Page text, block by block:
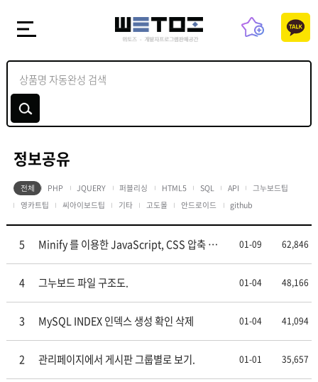
정보공유
전체 PHP JQUERY 퍼블리싱 HTML5 SQL API
그누보드팁
영카트팁
씨아이보드팁 기타 고도몰 안드로이드 github
5
Minify 를 이용한 JavaScript, CSS 압축 전
01-09 62,846
4 그누보드 파일 구조도. 01-04 48,166
3 MySQL INDEX 인덱스 생성 확인 삭제 01-04 41,094
2 관리페이지에서 게시판 그룹별로 보기. 01-01 35,657